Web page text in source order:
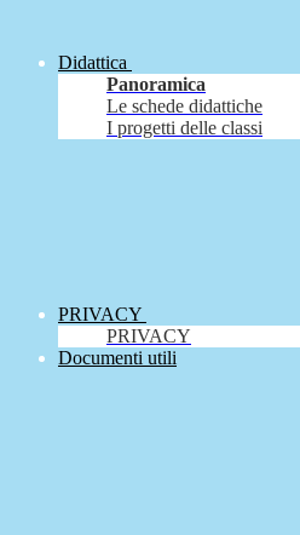
Didattica
Panoramica
Le schede didattiche
I progetti delle classi
PRIVACY
PRIVACY
Documenti utili